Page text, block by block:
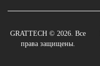
GRATTECH © 2026. Все
права защищены.